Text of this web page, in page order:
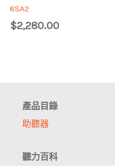
6SA2
$2,280.00
產品目錄
助聽器
聽力百科